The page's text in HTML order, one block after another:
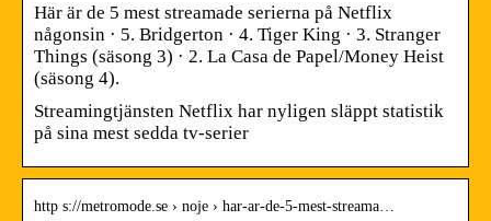
Här är de 5 mest streamade serierna på Netflix
någonsin · 5. Bridgerton · 4. Tiger King · 3. Stranger
Things (säsong 3) · 2. La Casa de Papel/Money Heist
(säsong 4).
Streamingtjänsten Netflix har nyligen släppt statistik
på sina mest sedda tv-serier
http s://metromode.se › noje › har-ar-de-5-mest-streama…